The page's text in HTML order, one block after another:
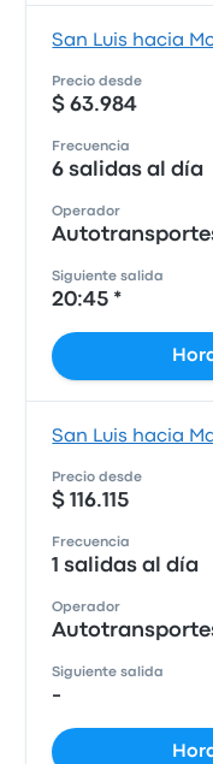
San Luis hacia
Precio desde
$ 63.984
Frecuencia
6 salidas al día
Operador
Siguiente salida
20:45 *
San Luis hacia
Precio desde
$ 116.115
Frecuencia
1 salidas al día
Operador
Siguiente salida
-